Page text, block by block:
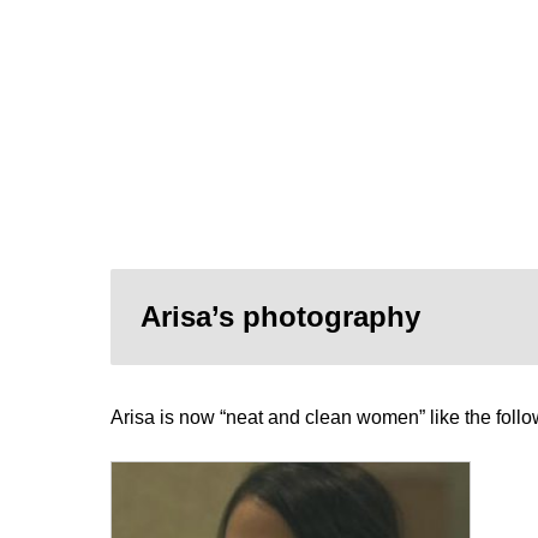
Arisa’s photography
Arisa is now “neat and clean women” like the